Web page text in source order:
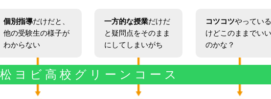
個別指導だけだと、
他の受験生の様子が
わからない
一方的な授業だけだ
と疑問点をそのまま
にしてしまいがち
コツコツやっている
けどこのままでいい
のかな？
松 ヨ ビ 高 校 グ リ ー ン コ ー ス